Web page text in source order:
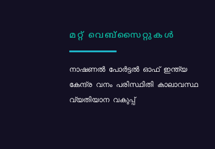
മറ്റ് വെബ്സൈറ്റുകൾ
നാഷണൽ പോർട്ടൽ ഓഫ് ഇന്ത്യ
കേന്ദ്ര വനം പരിസ്ഥിതി കാലാവസ്ഥ
വ്യതിയാന വകുപ്പ്